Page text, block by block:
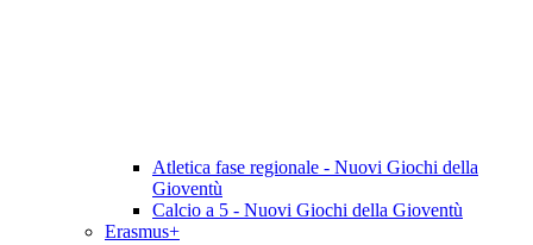
Atletica fase regionale - Nuovi Giochi della
Gioventù
Calcio a 5 - Nuovi Giochi della Gioventù
Erasmus+